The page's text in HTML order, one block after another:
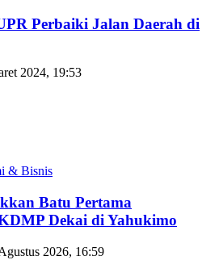
Perbaiki Jalan Daerah di
2024, 19:53
& Bisnis
Batu Pertama
Dekai di Yahukimo
2026, 16:59